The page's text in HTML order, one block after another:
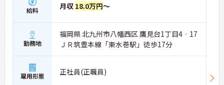
給料 月収 18.0万円～
勤務地
福岡県 北九州市八幡西区 鷹見台1丁目4‐17
ＪＲ筑豊本線「東水巻駅」徒歩17分
雇用形態 正社員(正職員)